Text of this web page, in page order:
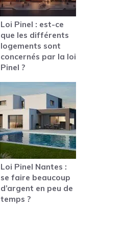
Loi Pinel : est-ce
que les différents
logements sont
concernés par la loi
Pinel ?
Loi Pinel Nantes :
se faire beaucoup
d’argent en peu de
temps ?